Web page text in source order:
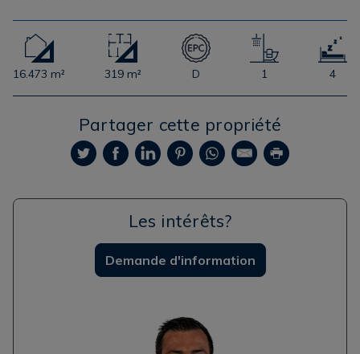
16.473 m² 319 m² D 1 4
Partager cette propriété
Les intérêts?
Demande d'information